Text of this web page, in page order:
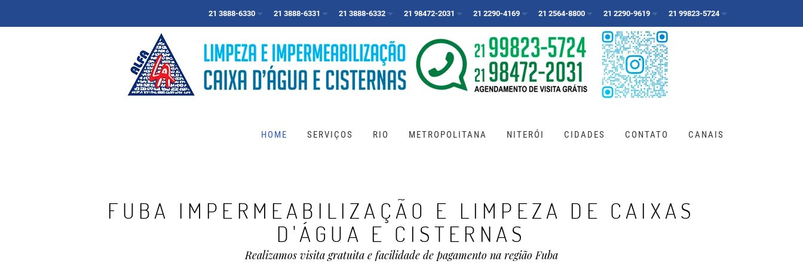
21 3888-6330 21 3888-6331 21 3888-6332 21 98472-2031 21 2290-4169 21 2564-8800 21 2290-9619 21 99823-5724
HOME SERVIÇOS RIO METROPOLITANA NITERÓI CIDADES CONTATO CANAIS
FUBA IMPERMEABILIZAÇÃO E LIMPEZA DE CAIXAS
D'ÁGUA E CISTERNAS
Realizamos visita gratuita e facilidade de pagamento na região Fuba